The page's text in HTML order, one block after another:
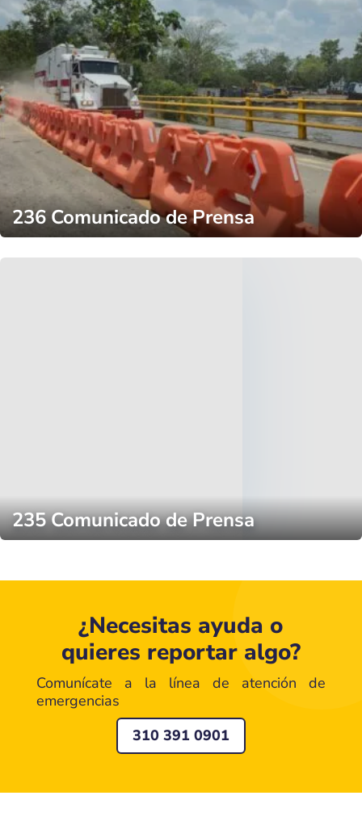
236 Comunicado de Prensa
235 Comunicado de Prensa
¿Necesitas ayuda o
quieres reportar algo?
Comunícate a la línea de atención de
emergencias
310 391 0901